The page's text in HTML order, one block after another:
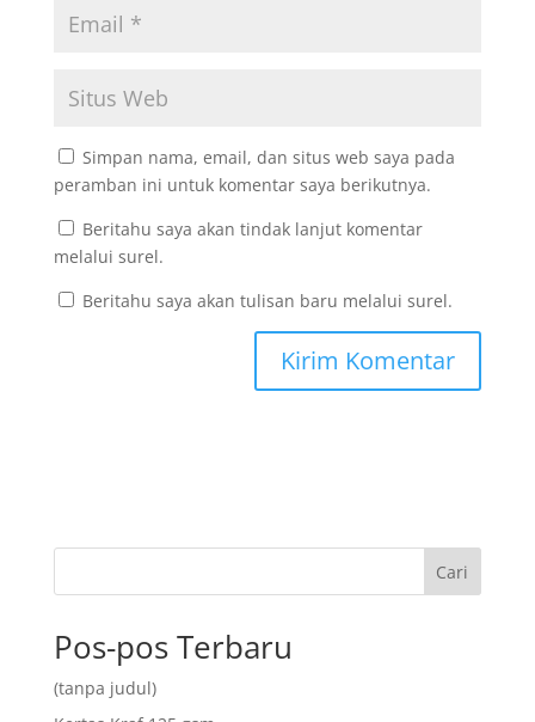
Simpan nama, email, dan situs web saya pada
peramban ini untuk komentar saya berikutnya.
Beritahu saya akan tindak lanjut komentar
melalui surel.
Beritahu saya akan tulisan baru melalui surel.
Cari
Pos-pos Terbaru
(tanpa judul)